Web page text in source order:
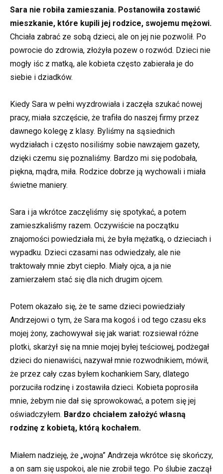
Sara nie robiła zamieszania. Postanowiła zostawić
mieszkanie, które kupili jej rodzice, swojemu mężowi.
Chciała zabrać ze sobą dzieci, ale on jej nie pozwolił. Po
powrocie do zdrowia, złożyła pozew o rozwód. Dzieci nie
mogły iśc z matką, ale kobieta często zabierała je do
siebie i dziadków.
Kiedy Sara w pełni wyzdrowiała i zaczęła szukać nowej
pracy, miała szczęście, że trafiła do naszej firmy przez
dawnego kolegę z klasy. Byliśmy na sąsiednich
wydziałach i często nosiliśmy sobie nawzajem gazety,
dzięki czemu się poznaliśmy. Bardzo mi się podobała,
piękna, mądra, miła. Rodzice dobrze ją wychowali i miała
świetne maniery.
Sara i ja wkrótce zaczęliśmy się spotykać, a potem
zamieszkaliśmy razem. Oczywiście na początku
znajomości powiedziała mi, że była mężatką, o dzieciach i
wypadku. Dzieci czasami nas odwiedzały, ale nie
traktowały mnie zbyt ciepło. Miały ojca, a ja nie
zamierzałem stać się dla nich drugim ojcem.
Potem okazało się, że te same dzieci powiedziały
Andrzejowi o tym, że Sara ma kogoś i od tego czasu eks
mojej żony, zachowywał się jak wariat: rozsiewał różne
plotki, skarżył się na mnie mojej byłej teściowej, podżegał
dzieci do nienawiści, nazywał mnie rozwodnikiem, mówił,
że przez cały czas byłem kochankiem Sary, dlatego
porzuciła rodzinę i zostawiła dzieci. Kobieta poprosiła
mnie, żebym nie dał się sprowokować, a potem się jej
oświadczyłem. Bardzo chciałem założyć własną
rodzinę z kobietą, którą kochałem.
Miałem nadzieję, że „wojna” Andrzeja wkrótce się skończy,
a on sam się uspokoi, ale nie zrobił tego. Po ślubie zaczął